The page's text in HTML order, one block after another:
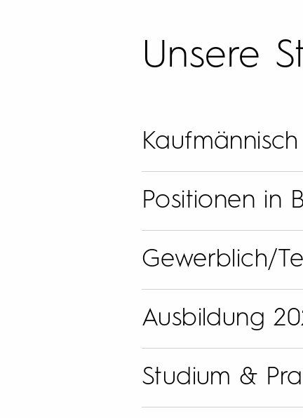
Unsere
Kaufmännisch
Positionen in
Gewerblich/
Ausbildung
Studium &